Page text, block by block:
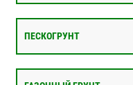
ПЕСКОГРУНТ